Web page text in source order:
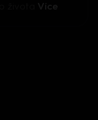
Více